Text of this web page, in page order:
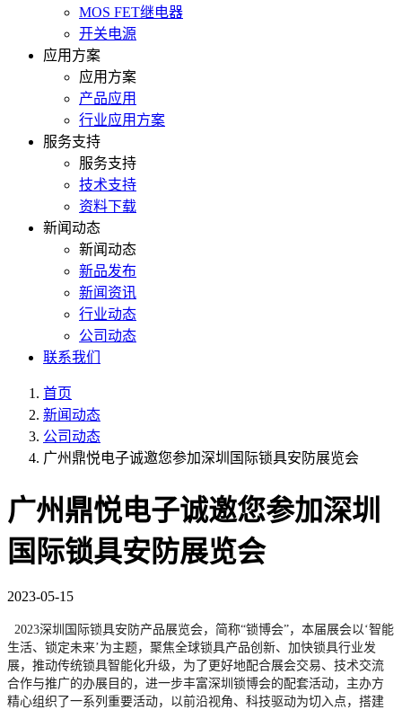
MOS FET继电器
开关电源
应用方案
应用方案
产品应用
行业应用方案
服务支持
服务支持
技术支持
资料下载
新闻动态
新闻动态
新品发布
新闻资讯
行业动态
公司动态
联系我们
首页
新闻动态
公司动态
广州鼎悦电子诚邀您参加深圳国际锁具安防展览会
广州鼎悦电子诚邀您参加深圳
国际锁具安防展览会
2023-05-15
2023深圳国际锁具安防产品展览会，简称“锁博会”，本届展会以‘智能
生活、锁定未来’为主题，聚焦全球锁具产品创新、加快锁具行业发
展，推动传统锁具智能化升级，为了更好地配合展会交易、技术交流
合作与推广的办展目的，进一步丰富深圳锁博会的配套活动，主办方
精心组织了一系列重要活动，以前沿视角、科技驱动为切入点，搭建